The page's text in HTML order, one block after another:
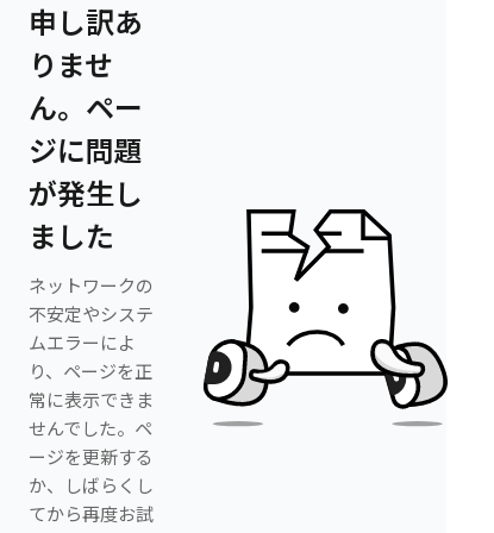
申し訳あ
りませ
ん。ペー
ジに問題
が発生し
ました
ネットワークの
不安定やシステ
ムエラーによ
り、ページを正
常に表示できま
せんでした。ペ
ージを更新する
か、しばらくし
てから再度お試